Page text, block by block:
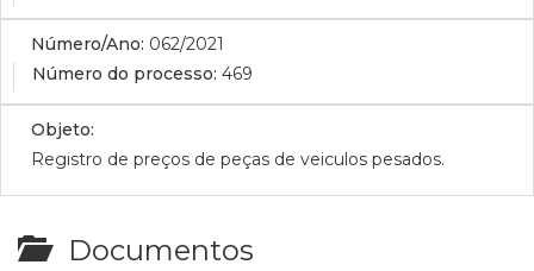
Número/Ano: 062/2021
Número do processo: 469
Objeto:
Registro de preços de peças de veiculos pesados.
Documentos